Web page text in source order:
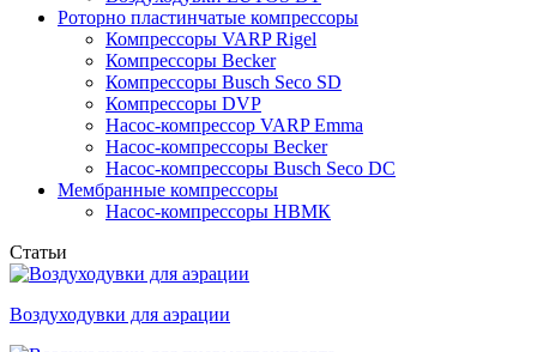
Роторно пластинчатые компрессоры
Компрессоры VARP Rigel
Компрессоры Becker
Компрессоры Busch Seco SD
Компрессоры DVP
Насос-компрессор VARP Emma
Насос-компрессоры Becker
Насос-компрессоры Busch Seco DC
Мембранные компрессоры
Насос-компрессоры НВМК
Статьи
Воздуходувки для аэрации